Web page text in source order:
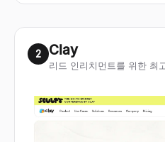
2 Clay
리드 인리치먼트를 위한 최